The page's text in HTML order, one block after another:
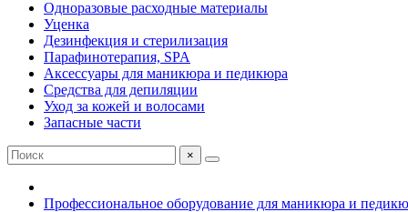
Одноразовые расходные материалы
Уценка
Дезинфекция и стерилизация
Парафинотерапия, SPA
Аксессуары для маникюра и педикюра
Средства для депиляции
Уход за кожей и волосами
Запасные части
×
Профессиональное оборудование для маникюра и